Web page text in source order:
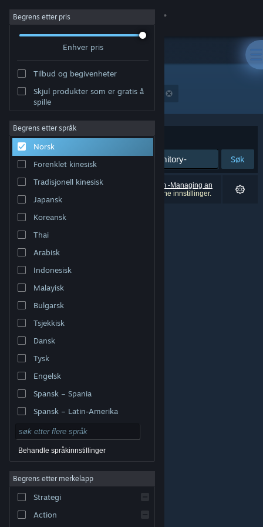
Logg inn
Om
Kundestøtte
Bytt språk
Skaff deg Steam-appen på mobil
Vis skrivebordsversjon
© Valve Corporation. Alle rettigheter reservert. Alle
Retningslinjer for personvern
Tilgjengelighet
|Steams abonnementsavtale
Refusjoner
Begrens etter pris
Enhver pris
Tilbud og begivenheter
Skjul produkter som er gratis å
spille
Begrens etter språk
Norsk
Forenklet kinesisk
Tradisjonell kinesisk
Japansk
Koreansk
Thai
Arabisk
Indonesisk
Malayisk
Bulgarsk
Tsjekkisk
Dansk
Tysk
Engelsk
Spansk – Spania
Spansk – Latin-Amerika
Behandle språkinnstillinger
Begrens etter merkelapp
Strategi
Action
"Girls' Dorm -Managing an all-girls' dormitory-"
Sorter etter Relevans
Søk
0 treff på søket. 4 produkter (inkludert
Girls' Dorm -Managing an
all-girls' dormitory-
) er blitt utelukket basert på dine innstillinger.